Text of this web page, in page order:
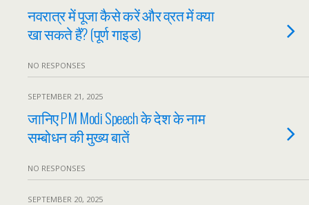
नवरात्र में पूजा कैसे करें और व्रत में क्या
खा सकते हैं? (पूर्ण गाइड)
NO RESPONSES
SEPTEMBER 21, 2025
जानिए PM Modi Speech के देश के नाम
सम्बोधन की मुख्य बातें
NO RESPONSES
SEPTEMBER 20, 2025